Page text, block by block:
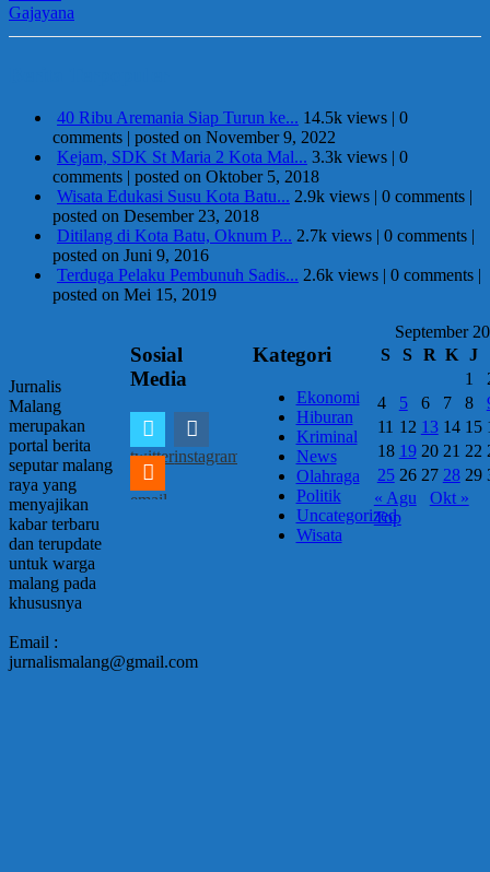
40 Ribu Aremania Siap Turun ke... 14.5k views | 0
comments | posted on November 9, 2022
Kejam, SDK St Maria 2 Kota Mal... 3.3k views | 0
comments | posted on Oktober 5, 2018
Wisata Edukasi Susu Kota Batu... 2.9k views | 0 comments |
posted on Desember 23, 2018
Ditilang di Kota Batu, Oknum P... 2.7k views | 0 comments |
posted on Juni 9, 2016
Terduga Pelaku Pembunuh Sadis... 2.6k views | 0 comments |
posted on Mei 15, 2019
Jurnalis
Malang
merupakan
portal berita
seputar malang
raya yang
menyajikan
kabar terbaru
dan terupdate
untuk warga
malang pada
khususnya
Email :
jurnalismalang@gmail.com
Sosial
Media
twitterinstagram
email
Kategori
Ekonomi
Hiburan
Kriminal
News
Olahraga
Politik
Uncategorized
Wisata
September
S
S R K
J
1
4
5 6 7 8
11 12 13 14 15
18 19 20 21 22
25 26 27 28 29
« Agu
Okt »
Top